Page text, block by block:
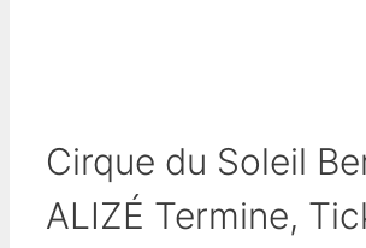
Cirque du Soleil
ALIZÉ Termine,